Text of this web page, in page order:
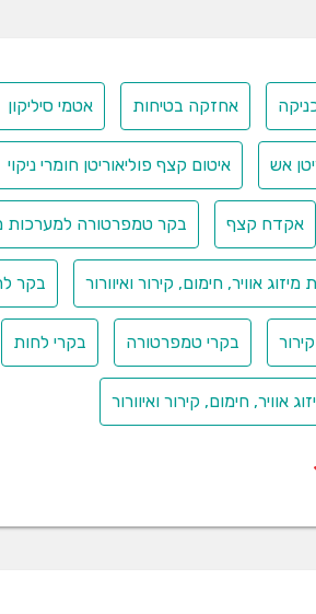
אחזקה בטיחות אטמי סיליקון
אש איטום קצף פוליאוריטן חומרי ניקוי
אקדח קצף בקר טמפרטורה למערכות
אוויר, חימום, קירור ואיוורור בקר
בקרי טמפרטורה בקרי לחות
אוויר, חימום, קירור ואיוורור